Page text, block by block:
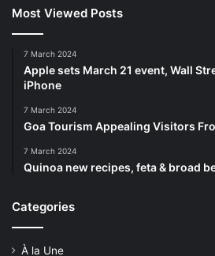
Most Viewed Posts
7 March 2024
Apple sets March 21 event, Wall
iPhone
7 March 2024
Goa Tourism Appealing Visitors
7 March 2024
Quinoa new recipes, feta & broad
Categories
À la Une